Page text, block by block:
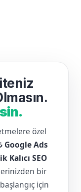
özel
Google Ads
Kalıcı SEO
bir
için